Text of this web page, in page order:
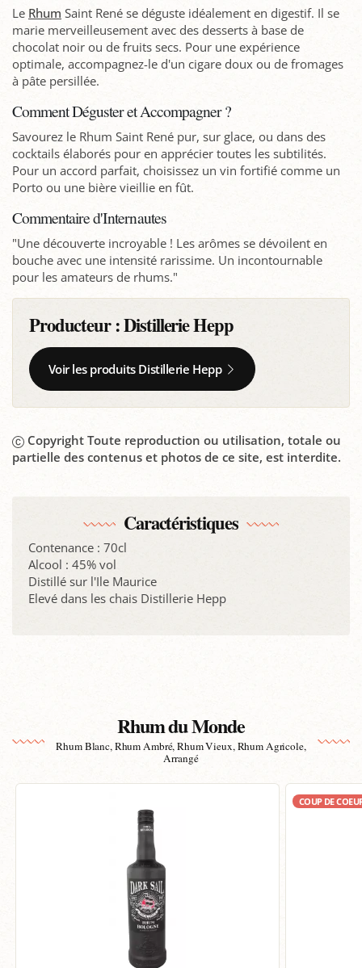
Le Rhum Saint René se déguste idéalement en digestif. Il se
marie merveilleusement avec des desserts à base de
chocolat noir ou de fruits secs. Pour une expérience
optimale, accompagnez-le d'un cigare doux ou de fromages
à pâte persillée.
Comment Déguster et Accompagner ?
Savourez le Rhum Saint René pur, sur glace, ou dans des
cocktails élaborés pour en apprécier toutes les subtilités.
Pour un accord parfait, choisissez un vin fortifié comme un
Porto ou une bière vieillie en fût.
Commentaire d'Internautes
"Une découverte incroyable ! Les arômes se dévoilent en
bouche avec une intensité rarissime. Un incontournable
pour les amateurs de rhums."
Producteur :Distillerie Hepp
Voir les produits Distillerie Hepp
Copyright Toute reproduction ou utilisation, totale ou
partielle des contenus et photos de ce site, est interdite.
Caractéristiques
Contenance : 70cl
Alcool : 45% vol
Distillé sur l'Ile Maurice
Elevé dans les chais Distillerie Hepp
Rhum du Monde
Rhum Blanc, Rhum Ambré, Rhum Vieux, Rhum Agricole,
Arrangé
COUP DE